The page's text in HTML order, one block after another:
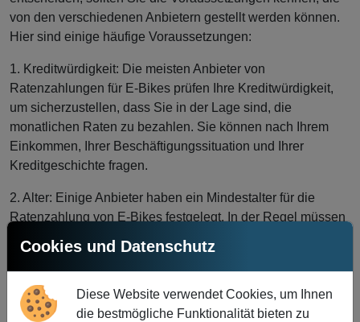
von den verschiedenen Anbietern gestellt werden können.
Hier sind einige häufige Voraussetzungen:
1. Kreditwürdigkeit: Die meisten Anbieter von
Ratenzahlungen für E-Bikes prüfen Ihre Kreditwürdigkeit,
um sicherzustellen, dass Sie in der Lage sind, die
monatlichen Raten zu bezahlen. Sie können nach Ihrem
Einkommen, Ihrer Beschäftigungssituation und Ihrer
Kreditgeschichte fragen.
2. Alter: Einige Anbieter haben ein Mindestalter für die
Ratenzahlung von E-Bikes festgelegt. In der Regel müssen
beantragen zu können.
3. Aufenthaltsstatus: Je nach Anbieter kann Ihr
Aufenthaltsstatus in der Schweiz eine Rolle spielen. Alle
Cookies und Datenschutz
Diese Website verwendet Cookies, um Ihnen
die bestmögliche Funktionalität bieten zu